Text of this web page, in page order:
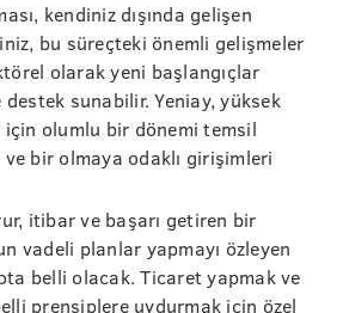
kendiniz dışında gelişen
bu süreçteki önemli gelişmeler
olarak yeni başlangıçlar
destek sunabilir. Yeniay, yüksek
olumlu bir dönemi temsil
bir olmaya odaklı girişimleri
itibar ve başarı getiren bir
vadeli planlar yapmayı özleyen
belli olacak. Ticaret yapmak ve
prensiplere uydurmak için özel